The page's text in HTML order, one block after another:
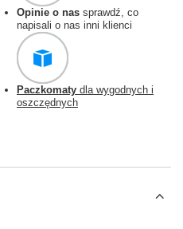
Opinie o nas sprawdź, co
napisali o nas inni klienci
Paczkomaty dla wygodnych i
oszczędnych